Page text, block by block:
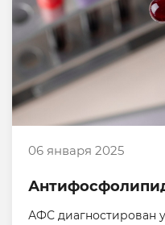
06 января 2025
АФС диагностирован